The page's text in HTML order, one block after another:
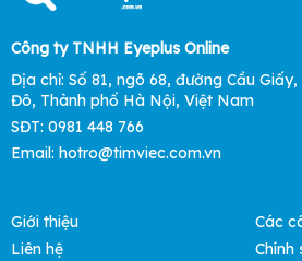
Công ty TNHH Eyeplus Online
Địa chỉ: Số 81, ngõ 68, đường Cầu
Đô, Thành phố Hà Nội, Việt Nam
SĐT: 0981 448 766
Email: hotro@timviec.com.vn
Giới thiệu
Liên hệ
Các
Chính